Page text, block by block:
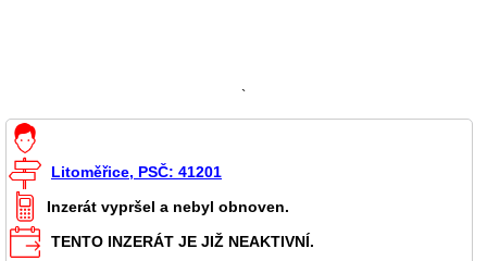
`
Litoměřice, PSČ: 41201
Inzerát vypršel a nebyl obnoven.
TENTO INZERÁT JE JIŽ NEAKTIVNÍ.